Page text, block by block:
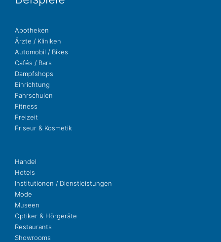
Apo­the­ken
Ärzte / Kliniken
Auto­mo­bil / Bikes
Cafés / Bars
Dampf­shops
Ein­rich­tung
Fahr­schu­len
Fit­ness
Freizeit
Fri­seur & Kosmetik
Handel
Hotels
Insti­tu­tio­nen / Dienstleistungen
Mode
Museen
Opti­ker & Hörgeräte
Restau­rants
Show­rooms